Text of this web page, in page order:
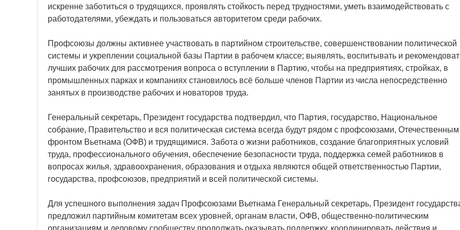
искренне заботиться о трудящихся, проявлять стойкость перед трудностями, уметь взаимодействовать с
работодателями, убеждать и пользоваться авторитетом среди рабочих.
Профсоюзы должны активнее участвовать в партийном строительстве, совершенствовании политической
системы и укреплении социальной базы Партии в рабочем классе; выявлять, воспитывать и
лучших рабочих для рассмотрения вопроса о вступлении в Партию, чтобы на предприятиях, стройках, в
промышленных парках и компаниях становилось всё больше членов Партии из числа непосредственно
занятых в производстве рабочих и новаторов труда.
Генеральный секретарь, Президент государства подтвердил, что Партия, государство, Национальное
собрание, Правительство и вся политическая система всегда будут рядом с профсоюзами, Отечественным
фронтом Вьетнама (ОФВ) и трудящимися. Забота о жизни работников, создание благоприятных условий
труда, профессионального обучения, обеспечение безопасности труда, поддержка семей работников в
вопросах жилья, здравоохранения, образования и отдыха являются общей ответственностью Партии,
государства, профсоюзов, предприятий и всей политической системы.
Для успешного выполнения задач Профсоюзами Вьетнама Генеральный секретарь, Президент
предложил партийным комитетам всех уровней, органам власти, ОФВ, общественно-политическим